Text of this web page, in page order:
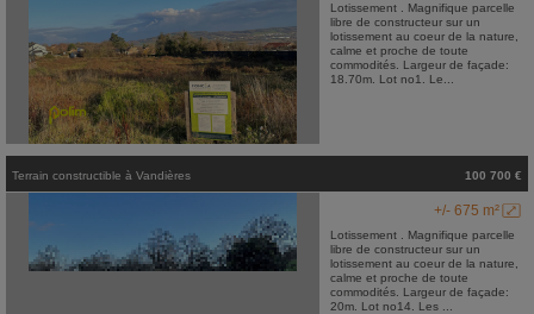
Lotissement . Magnifique parcelle
libre de constructeur sur un
lotissement au coeur de la nature,
calme et proche de toute
commodités. Largeur de façade:
18.70m. Lot no1. Le...
Terrain constructible à Vandières 100 700 €
+/- 675 m²
Lotissement . Magnifique parcelle
libre de constructeur sur un
lotissement au coeur de la nature,
calme et proche de toute
commodités. Largeur de façade:
20m. Lot no14. Les ...